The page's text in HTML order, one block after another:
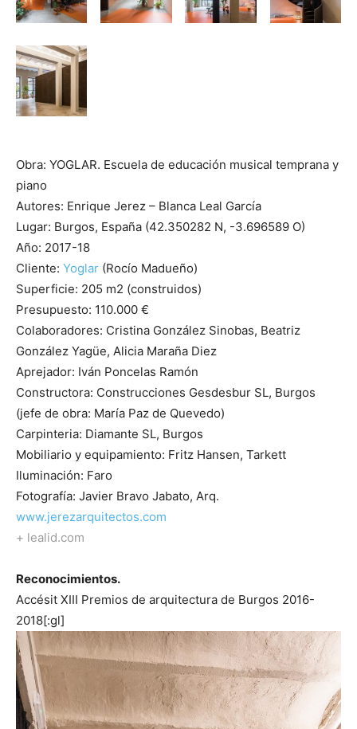
Obra: YOGLAR. Escuela de educación musical temprana y
piano
Autores: Enrique Jerez – Blanca Leal García
Lugar: Burgos, España (42.350282 N, -3.696589 O)
Año: 2017-18
Cliente: Yoglar (Rocío Madueño)
Superficie: 205 m2 (construidos)
Presupuesto: 110.000 €
Colaboradores: Cristina González Sinobas, Beatriz
González Yagüe, Alicia Maraña Diez
Aprejador: Iván Poncelas Ramón
Constructora: Construcciones Gesdesbur SL, Burgos
(jefe de obra: María Paz de Quevedo)
Carpinteria: Diamante SL, Burgos
Mobiliario y equipamiento: Fritz Hansen, Tarkett
Iluminación: Faro
Fotografía: Javier Bravo Jabato, Arq.
www.jerezarquitectos.com
+ lealid.com
Reconocimientos.
Accésit XIII Premios de arquitectura de Burgos 2016-
2018[:gl]